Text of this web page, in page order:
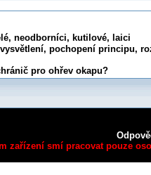
neodborníci, kutilové, laici
pochopení principu,
pro ohřev okapu?
zařízení smí pracovat pouze